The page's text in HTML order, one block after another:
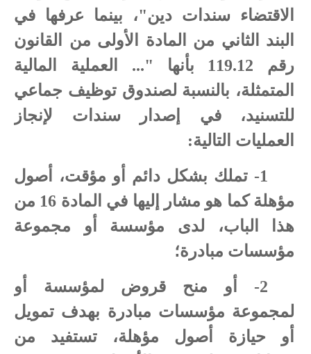
الاقتضاء سندات دين"، بينما عرفها في
البند الثاني من المادة الأولى من القانون
رقم 119.12 بأنها "... العملية المالية
المتمثلة، بالنسبة لصندوق توظيف جماعي
للتسنيد، في إصدار سندات لإنجاز
العمليات التالية:
1- تملك بشكل دائم أو مؤقت، أصول
مؤهلة كما هو مشار إليها في المادة 16 من
هذا الباب، لدى مؤسسة أو مجموعة
مؤسسات مبادرة؛
2- أو منح قروض لمؤسسة أو
لمجموعة مؤسسات مبادرة بهدف تمويل
أو حيازة أصول مؤهلة، تستفيد من